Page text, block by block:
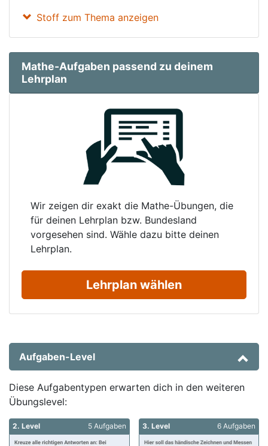
Stoff zum Thema anzeigen
Mathe-Aufgaben passend zu deinem
Lehrplan
Wir zeigen dir exakt die Mathe-Übungen, die
für deinen Lehrplan bzw. Bundesland
vorgesehen sind. Wähle dazu bitte deinen
Lehrplan.
Lehrplan wählen
Aufgaben-Level
Diese Aufgabentypen erwarten dich in den weiteren
Übungslevel:
2. Level 5 Aufgaben 3. Level 6 Aufgaben